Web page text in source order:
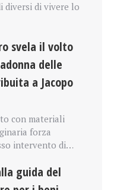
diversi di vivere lo
svela il volto
delle
a Jacopo
con materiali
forza
intervento di…
guida del